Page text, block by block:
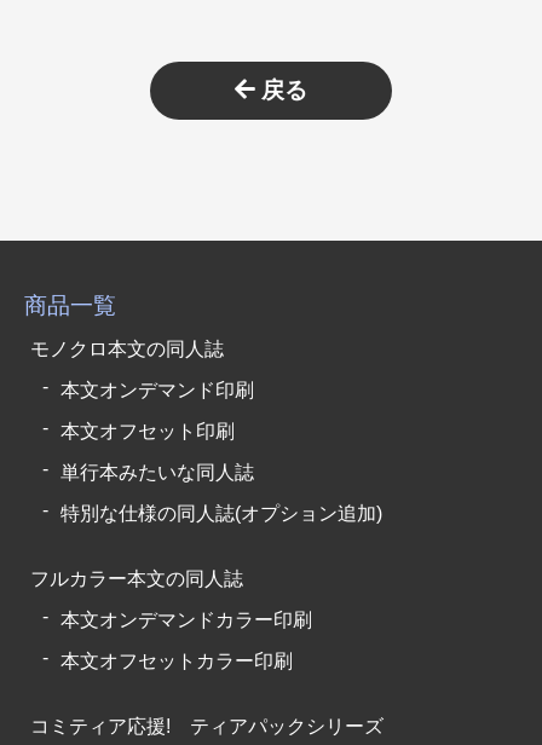
戻る
商品一覧
モノクロ本文の同人誌
本文オンデマンド印刷
本文オフセット印刷
単行本みたいな同人誌
特別な仕様の同人誌(オプション追加)
フルカラー本文の同人誌
本文オンデマンドカラー印刷
本文オフセットカラー印刷
コミティア応援! ティアパックシリーズ